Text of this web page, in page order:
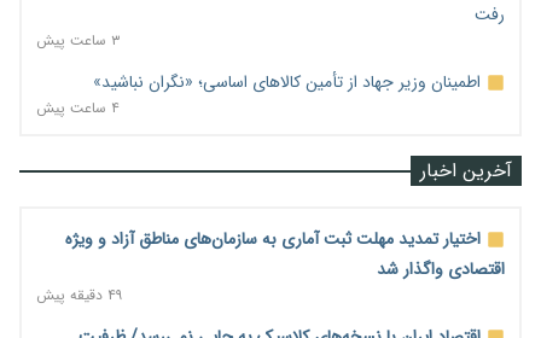
رفت
۳ ساعت پیش
اطمینان وزیر جهاد از تأمین کالاهای اساسی؛ «نگران نباشید»
۴ ساعت پیش
آخرین اخبار
اختیار تمدید مهلت ثبت آماری به سازمان‌های مناطق آزاد و ویژه
اقتصادی واگذار شد
۴۹ دقیقه پیش